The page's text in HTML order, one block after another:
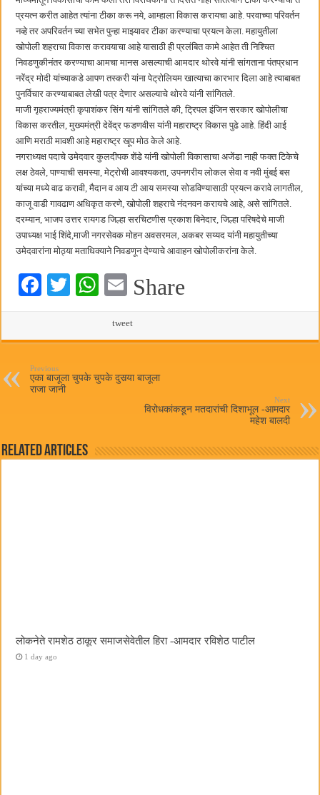
प्रयत्न करीत आहेत त्यांना टीका करू नये, आम्हाला विकास करायचा आहे. परवाच्या परिवर्तन
नव्हे तर अपरिवर्तन च्या सभेत पुन्हा माझ्यावर टीका करण्याचा प्रयत्न केला. महायुतीला
खोपोली शहराचा विकास करावयाचा आहे यासाठी ही प्रलंबित कामे आहेत ती निश्चित
निवडणुकीनंतर करण्याचा आमचा मानस असल्याची आमदार थोरवे यांनी सांगताना पंतप्रधान
नरेंद्र मोदी यांच्याकडे आपण तस्करी यांना पेट्रोलियम खात्याचा कारभार दिला आहे त्याबाबत
पुनर्विचार करण्याबाबत लेखी पत्र देणार असल्याचे थोरवे यांनी सांगितले.
माजी गृहराज्यमंत्री कृपाशंकर सिंग यांनी सांगितले की, ट्रिपल इंजिन सरकार खोपोलीचा
विकास करतील, मुख्यमंत्री देवेंद्र फडणवीस यांनी महाराष्ट्र विकास पुढे आहे. हिंदी आई
आणि मराठी मावशी आहे महाराष्ट्र खूप मोठ केले आहे.
नगराध्यक्ष पदाचे उमेदवार कुलदीपक शेंडे यांनी खोपोली विकासाचा अजेंडा नाही फक्त टिकेचे
लक्ष ठेवले, पाण्याची समस्या, मेट्रोची आवश्यकता, उपनगरीय लोकल सेवा व नवी मुंबई बस
यांच्या मध्ये वाढ करावी, मैदान व आय टी आय समस्या सोडविण्यासाठी प्रयत्न करावे लागतील,
काजू वाडी गावढाण अधिकृत करणे, खोपोली शहराचे नंदनवन करायचे आहे, असे सांगितले.
दरम्यान, भाजप उत्तर रायगड जिल्हा सरचिटणीस प्रकाश बिनेदार, जिल्हा परिषदेचे माजी
उपाध्यक्ष भाई शिंदे,माजी नगरसेवक मोहन अवसरमल, अकबर सय्यद यांनी महायुतीच्या
उमेदवारांना मोठ्या मताधिक्याने निवडणून देण्याचे आवाहन खोपोलीकरांना केले.
Fa T
W
ts
pp
E
ail
Share
tweet
Previous
एका बाजूला चुपके चुपके दुसर्‍या बाजूला
राजा जानी
Next
विरोधकांकडून मतदारांची दिशाभूल -आमदार
महेश बालदी
Related Articles
लोकनेते रामशेठ ठाकूर समाजसेवेतील हिरा -आमदार रविशेठ पाटील
1 day ago